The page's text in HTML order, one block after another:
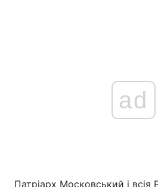
ad
Патріарх Московський і всія